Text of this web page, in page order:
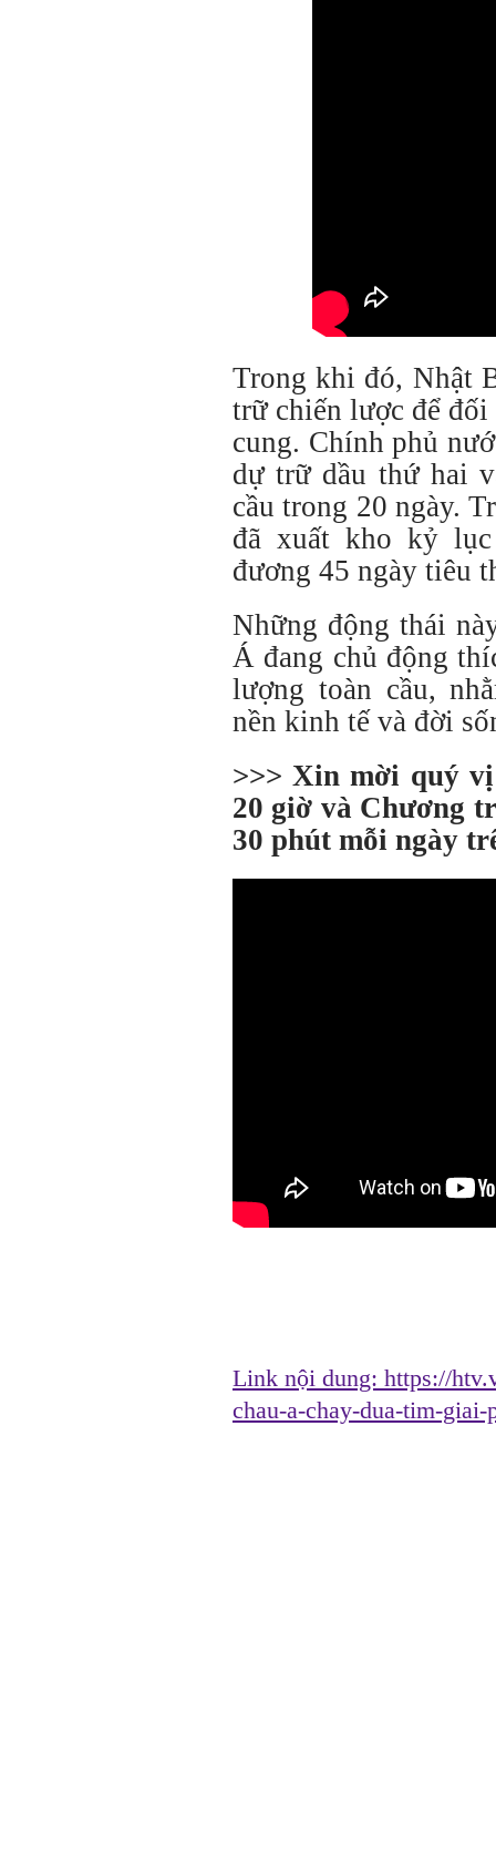
Trong khi đó, Nhật
trữ chiến lược để
cung. Chính phủ
dự trữ dầu thứ hai
cầu trong 20 ngày.
đã xuất kho kỷ
đương 45 ngày tiêu
Những động thái
Á đang chủ động
lượng toàn cầu,
nền kinh tế và đời
>>> Xin mời quý
20 giờ và Chương
30 phút mỗi ngày
Link nội dung: https://
chau-a-chay-dua-tim-giai-